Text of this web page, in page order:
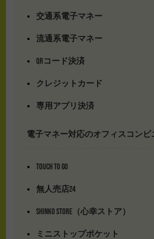
交通系電子マネー
流通系電子マネー
QRコード決済
クレジットカード
専用アプリ決済
電子マネー対応のオフィスコンビ
TOUCH TO GO
無人売店24
SHINKO STORE（心幸ストア）
ミニストップポケット